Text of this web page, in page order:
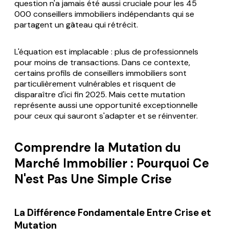
question n'a jamais été aussi cruciale pour les 45
000 conseillers immobiliers indépendants qui se
partagent un gâteau qui rétrécit.
L'équation est implacable : plus de professionnels
pour moins de transactions. Dans ce contexte,
certains profils de conseillers immobiliers sont
particulièrement vulnérables et risquent de
disparaître d'ici fin 2025. Mais cette mutation
représente aussi une opportunité exceptionnelle
pour ceux qui sauront s'adapter et se réinventer.
Comprendre la Mutation du
Marché Immobilier : Pourquoi Ce
N'est Pas Une Simple Crise
La Différence Fondamentale Entre Crise et
Mutation